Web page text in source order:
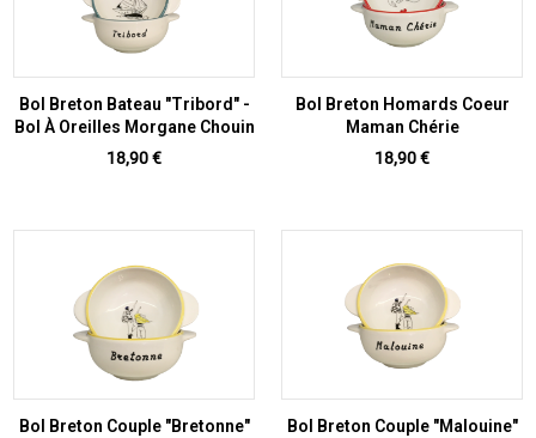
Bol Breton Bateau "Tribord" -
Bol À Oreilles Morgane Chouin
Prix
18,90 €
Bol Breton Homards Coeur
Maman Chérie
Prix
18,90 €
Bol Breton Couple "Bretonne"
Bol Breton Couple "Malouine"